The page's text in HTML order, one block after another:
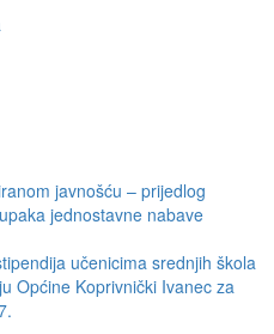
javnošću – prijedlog
jednostavne nabave
učenicima srednjih škola
Općine Koprivnički Ivanec za